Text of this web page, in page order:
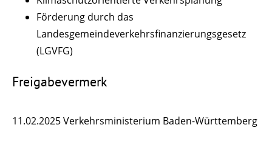
Förderung durch das
Landesgemeindeverkehrsfinanzierungsgesetz
(LGVFG)
Freigabevermerk
11.02.2025 Verkehrsministerium Baden-Württemberg